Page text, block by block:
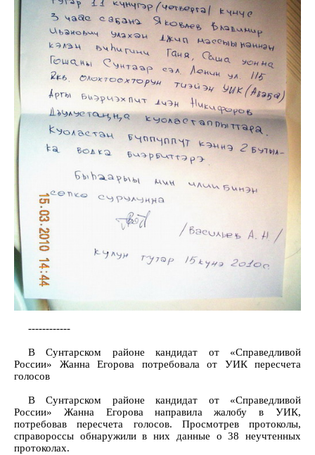
------------
В Сунтарском районе кандидат от «Справедливой
России» Жанна Егорова потребовала от УИК пересчета
голосов
В Сунтарском районе кандидат от «Справедливой
России» Жанна Егорова направила жалобу в УИК,
потребовав пересчета голосов. Просмотрев протоколы,
справороссы обнаружили в них данные о 38 неучтенных
протоколах.